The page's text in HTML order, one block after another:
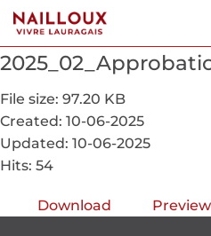
File size: 97.20 KB
Created: 10-06-2025
Updated: 10-06-2025
Hits: 54
Download Preview